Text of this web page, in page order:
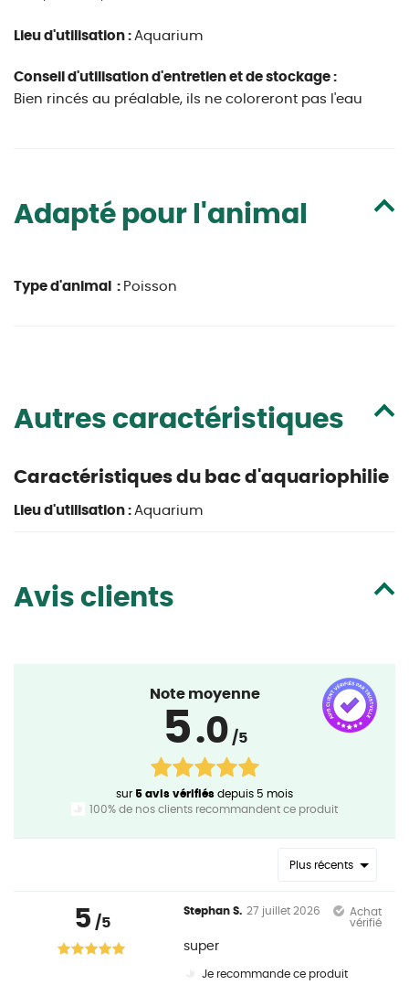
Lieu d'utilisation : Aquarium
Conseil d'utilisation d'entretien et de stockage :
Bien rincés au préalable, ils ne coloreront pas l'eau
Adapté pour l'animal
Type d'animal : Poisson
Autres caractéristiques
Caractéristiques du bac d'aquariophilie
Lieu d'utilisation : Aquarium
Avis clients
Note moyenne
5.0 /5
sur 5 avis vérifiés depuis 5 mois
100% de nos clients recommandent ce produit
Plus récents
5 /5
Stephan S. 27 juillet 2026
Achat
vérifié
super
Je recommande ce produit